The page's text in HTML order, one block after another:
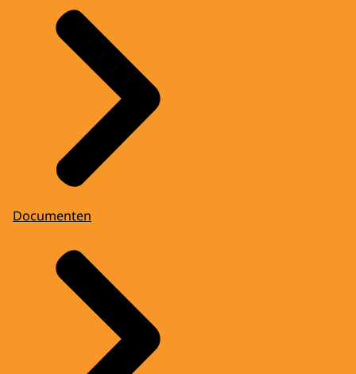
Documenten